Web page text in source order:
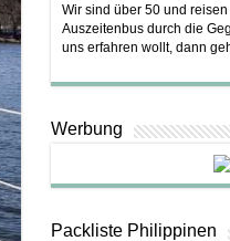
Wir sind über 50 und
Auszeitenbus durch die
uns erfahren wollt, dann
Werbung
Packliste Philippinen